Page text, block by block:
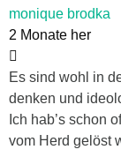
monique brodka
2 Monate her
Es sind wohl in
denken und
Ich hab’s schon
vom Herd gelöst